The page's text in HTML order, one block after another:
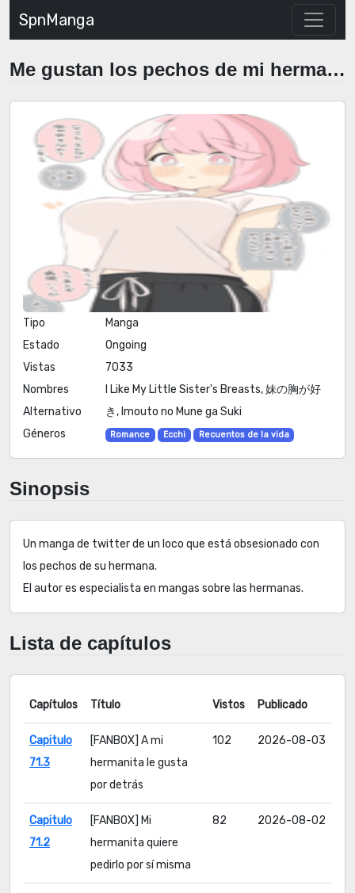
SpnManga
Me gustan los pechos de mi hermana
Tipo
Manga
Estado
Ongoing
Vistas
7033
Nombres
Alternativo
I Like My Little Sister's Breasts, 妹の胸が好
き, Imouto no Mune ga Suki
Géneros
Romance Ecchi Recuentos de la vida
Sinopsis
Un manga de twitter de un loco que está obsesionado con
los pechos de su hermana.
El autor es especialista en mangas sobre las hermanas.
Lista de capítulos
Capítulos Título Vistos Publicado
Capitulo
71.3
[FANBOX] A mi
hermanita le gusta
por detrás
102 2026-08-03
Capitulo
71.2
[FANBOX] Mi
hermanita quiere
pedirlo por sí misma
82 2026-08-02